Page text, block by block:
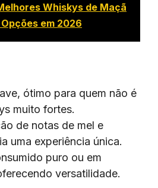
Whiskys de Maçã
em 2026
ótimo para quem não é
muito fortes.
de notas de mel e
uma experiência única.
puro ou em
versatilidade.